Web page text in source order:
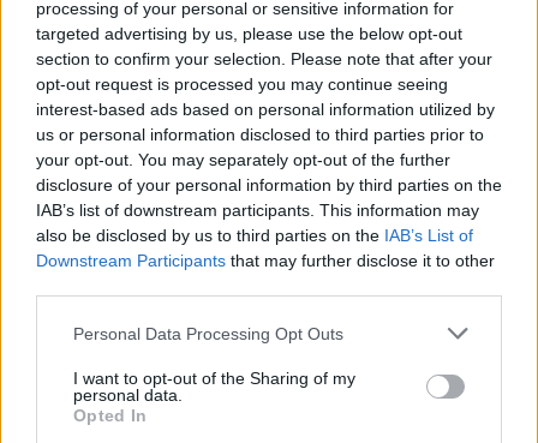
processing of your personal or sensitive information for
targeted advertising by us, please use the below opt-out
section to confirm your selection. Please note that after your
opt-out request is processed you may continue seeing
interest-based ads based on personal information utilized by
us or personal information disclosed to third parties prior to
your opt-out. You may separately opt-out of the further
disclosure of your personal information by third parties on the
IAB’s list of downstream participants. This information may
also be disclosed by us to third parties on the IAB’s List of
Downstream Participants that may further disclose it to other
Personal Data Processing Opt Outs
I want to opt-out of the Sharing of my
personal data.
Opted In
μέρος που μπορώ να ξεχωρίσω. Όλη η Αμοργός είναι
πανέμορφη», τονίζει η αντιδήμαρχος. «Όλες οι
παραλίες προσφέρουν επιλογές για οικονομικό
μπάνιο», σημειώνει κλείνοντας. «Υπάρχουν 1-2
πολυτελείς ξενοδοχειακές μονάδες πολλών αστέρων,
αλλά το μεγαλύτερο μέρος των καταλυμάτων είναι
μικρές, οικογενειακές επιχειρήσεις».
ΑΠΕ-ΜΠΕ
Ακολουθήστε το στο Google Newsκαι
Δείτε όλες τις τελευταίες
από την Ελλάδα και